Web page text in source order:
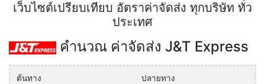
เว็บไซต์เปรียบเทียบ อัตราค่าจัดส่ง ทุกบริษัท ทั่ว
ประเทศ
คำนวณ ค่าจัดส่ง J&T Express
ต้นทาง ปลายทาง